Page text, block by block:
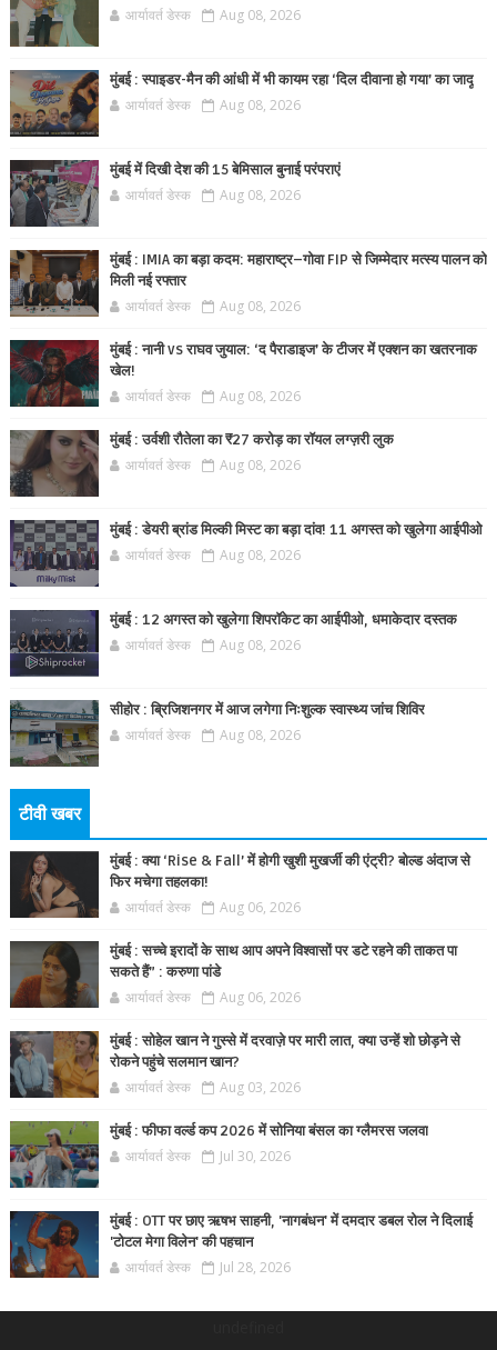
आर्यावर्त डेस्क Aug 08, 2026
मुंबई : स्पाइडर-मैन की आंधी में भी कायम रहा ‘दिल दीवाना हो गया’ का जादू
आर्यावर्त डेस्क Aug 08, 2026
मुंबई में दिखी देश की 15 बेमिसाल बुनाई परंपराएं
आर्यावर्त डेस्क Aug 08, 2026
मुंबई : IMIA का बड़ा कदम: महाराष्ट्र–गोवा FIP से जिम्मेदार मत्स्य पालन को
मिली नई रफ्तार
आर्यावर्त डेस्क Aug 08, 2026
मुंबई : नानी vs राघव जुयाल: ‘द पैराडाइज’ के टीजर में एक्शन का खतरनाक
खेल!
आर्यावर्त डेस्क Aug 08, 2026
मुंबई : उर्वशी रौतेला का ₹27 करोड़ का रॉयल लग्ज़री लुक
आर्यावर्त डेस्क Aug 08, 2026
मुंबई : डेयरी ब्रांड मिल्की मिस्ट का बड़ा दांव! 11 अगस्त को खुलेगा आईपीओ
आर्यावर्त डेस्क Aug 08, 2026
मुंबई : 12 अगस्त को खुलेगा शिपरॉकेट का आईपीओ, धमाकेदार दस्तक
आर्यावर्त डेस्क Aug 08, 2026
सीहोर : ब्रिजिशनगर में आज लगेगा निःशुल्क स्वास्थ्य जांच शिविर
आर्यावर्त डेस्क Aug 08, 2026
टीवी खबर
मुंबई : क्या ‘Rise & Fall’ में होगी खुशी मुखर्जी की एंट्री? बोल्ड अंदाज से
फिर मचेगा तहलका!
आर्यावर्त डेस्क Aug 06, 2026
मुंबई : सच्चे इरादों के साथ आप अपने विश्वासों पर डटे रहने की ताकत पा
सकते हैं” : करुणा पांडे
आर्यावर्त डेस्क Aug 06, 2026
मुंबई : सोहेल खान ने गुस्से में दरवाज़े पर मारी लात, क्या उन्हें शो छोड़ने से
रोकने पहुंचे सलमान खान?
आर्यावर्त डेस्क Aug 03, 2026
मुंबई : फीफा वर्ल्ड कप 2026 में सोनिया बंसल का ग्लैमरस जलवा
आर्यावर्त डेस्क Jul 30, 2026
मुंबई : OTT पर छाए ऋषभ साहनी, 'नागबंधन' में दमदार डबल रोल ने दिलाई
'टोटल मेगा विलेन' की पहचान
आर्यावर्त डेस्क Jul 28, 2026